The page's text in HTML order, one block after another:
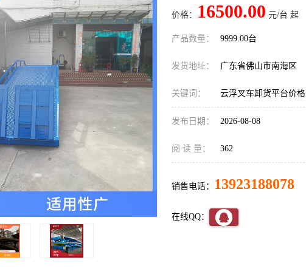
价格： 16500.00 元/台 起
产品数量： 9999.00台
发货地址： 广东省佛山市南海区
关键词： 云浮叉车卸货平台价格
发布日期： 2026-08-08
阅 读 量： 362
销售电话： 13923188078
在线QQ：